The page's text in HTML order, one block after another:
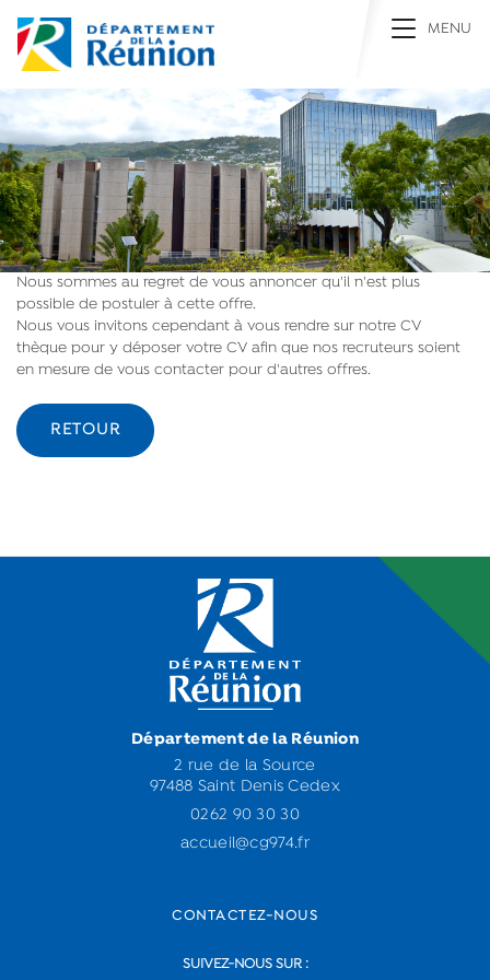
Toggle
MENU
Nous sommes au regret de vous annoncer qu'il n'est plus
possible de postuler à cette offre.
Nous vous invitons cependant à vous rendre sur notre CV
thèque pour y déposer votre CV afin que nos recruteurs soient
en mesure de vous contacter pour d'autres offres.
RETOUR
Département de la Réunion
2 rue de la Source
97488 Saint Denis Cedex
0262 90 30 30
accueil@cg974.fr
CONTACTEZ-NOUS
SUIVEZ-NOUS SUR :